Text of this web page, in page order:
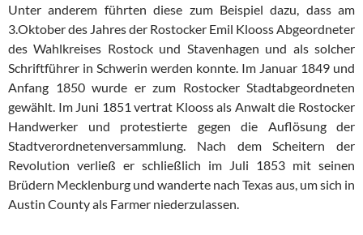
Unter anderem führten diese zum Beispiel dazu, dass am
3.Oktober des Jahres der Rostocker Emil Klooss Abgeordneter
des Wahlkreises Rostock und Stavenhagen und als solcher
Schriftführer in Schwerin werden konnte. Im Januar 1849 und
Anfang 1850 wurde er zum Rostocker Stadtabgeordneten
gewählt. Im Juni 1851 vertrat Klooss als Anwalt die Rostocker
Handwerker und protestierte gegen die Auflösung der
Stadtverordnetenversammlung. Nach dem Scheitern der
Revolution verließ er schließlich im Juli 1853 mit seinen
Brüdern Mecklenburg und wanderte nach Texas aus, um sich in
Austin County als Farmer niederzulassen.